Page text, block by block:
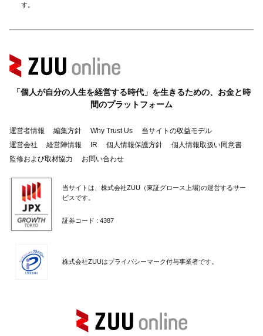
す。
「個人が自分の人生を経営する時代」を生きるための、お金と時
間のプラットフォーム
運営者情報 編集方針 Why Trust Us
当サイトの収益モデル
運営会社
経営陣情報 IR 個人情報保護方針
個人情報取扱い同意書
監修および取材協力
お問い合わせ
当サイトは、株式会社ZUU（東証グロース上場)の運営するサー
ビスです。
証券コード : 4387
株式会社ZUUはプライバシーマーク付与事業者です。